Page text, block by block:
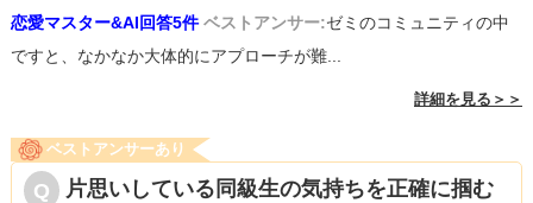
恋愛マスター&AI回答5件 ベストアンサー:ゼミのコミュニティの中
ですと、なかなか大体的にアプローチが難...
詳細を見る＞＞
ベストアンサーあり
片思いしている同級生の気持ちを正確に掴む